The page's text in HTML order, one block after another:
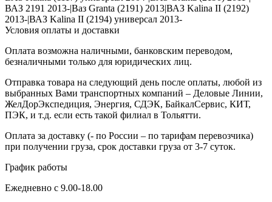
ВАЗ 2191 2013-|Ваз Granta (2191) 2013|ВАЗ Kalina II (2192)
2013-|ВАЗ Kalina II (2194) универсал 2013-
Условия оплаты и доставки
Оплата возможна наличными, банковским переводом,
безналичными только для юридических лиц.
Отправка товара на следующий день после оплаты, любой из
выбранных Вами транспортных компаний – Деловые Линии,
ЖелДорЭкспедиция, Энергия, СДЭК, БайкалСервис, КИТ,
ПЭК, и т.д. если есть такой филиал в Тольятти.
Оплата за доставку (- по России – по тарифам перевозчика)
при получении груза, срок доставки груза от 3-7 суток.
График работы
Ежедневно с 9.00-18.00